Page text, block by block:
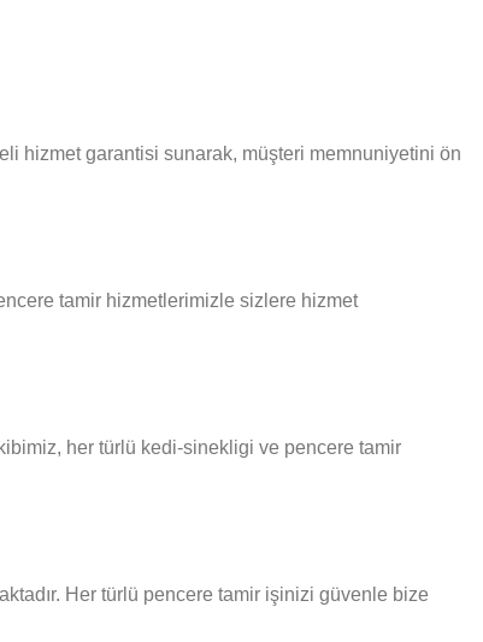
hizmet garantisi sunarak, müşteri memnuniyetini ön
tamir hizmetlerimizle sizlere hizmet
her türlü kedi-sinekligi ve pencere tamir
Her türlü pencere tamir işinizi güvenle bize